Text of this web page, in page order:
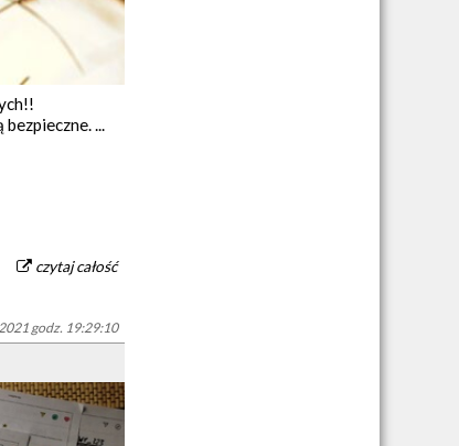
...
czytaj całość
godz. 19:29:10